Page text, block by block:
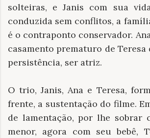
solteiras, e Janis com sua
conduzida sem conflitos, a
é o contraponto conservador.
casamento prematuro de Teresa
persistência, ser atriz.
O trio, Janis, Ana e Teresa,
frente, a sustentação do filme.
de lamentação, por lhe sobrar
menor, agora com seu bebê,